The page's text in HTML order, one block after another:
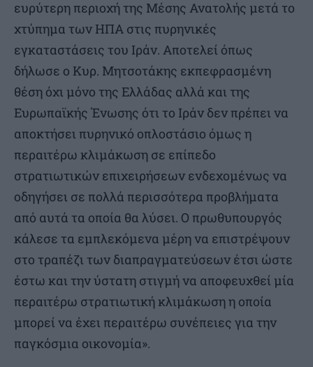
ευρύτερη περιοχή της Μέσης Ανατολής μετά το
χτύπημα των ΗΠΑ στις πυρηνικές
εγκαταστάσεις του Ιράν. Αποτελεί όπως
δήλωσε ο Κυρ. Μητσοτάκης εκπεφρασμένη
θέση όχι μόνο της Ελλάδας αλλά και της
Ευρωπαϊκής Ένωσης ότι το Ιράν δεν πρέπει να
αποκτήσει πυρηνικό οπλοστάσιο όμως η
περαιτέρω κλιμάκωση σε επίπεδο
στρατιωτικών επιχειρήσεων ενδεχομένως να
οδηγήσει σε πολλά περισσότερα προβλήματα
από αυτά τα οποία θα λύσει. Ο πρωθυπουργός
κάλεσε τα εμπλεκόμενα μέρη να επιστρέψουν
στο τραπέζι των διαπραγματεύσεων έτσι ώστε
έστω και την ύστατη στιγμή να αποφευχθεί μία
περαιτέρω στρατιωτική κλιμάκωση η οποία
μπορεί να έχει περαιτέρω συνέπειες για την
παγκόσμια οικονομία».